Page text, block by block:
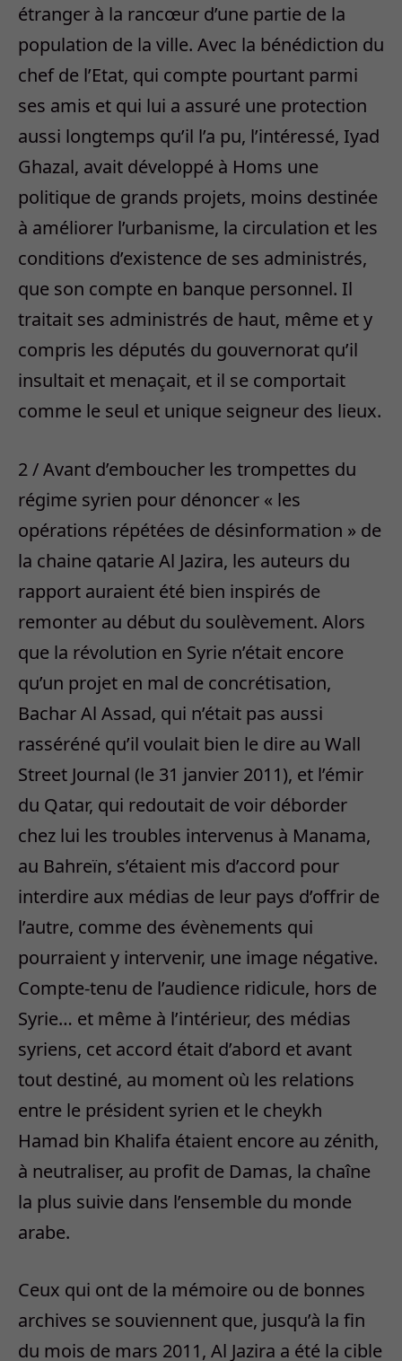
étranger à la rancœur d’une partie de la
population de la ville. Avec la bénédiction du
chef de l’Etat, qui compte pourtant parmi
ses amis et qui lui a assuré une protection
aussi longtemps qu’il l’a pu, l’intéressé, Iyad
Ghazal, avait développé à Homs une
politique de grands projets, moins destinée
à améliorer l’urbanisme, la circulation et les
conditions d’existence de ses administrés,
que son compte en banque personnel. Il
traitait ses administrés de haut, même et y
compris les députés du gouvernorat qu’il
insultait et menaçait, et il se comportait
comme le seul et unique seigneur des lieux.
2 / Avant d’emboucher les trompettes du
régime syrien pour dénoncer « les
opérations répétées de désinformation » de
la chaine qatarie Al Jazira, les auteurs du
rapport auraient été bien inspirés de
remonter au début du soulèvement. Alors
que la révolution en Syrie n’était encore
qu’un projet en mal de concrétisation,
Bachar Al Assad, qui n’était pas aussi
rasséréné qu’il voulait bien le dire au Wall
Street Journal (le 31 janvier 2011), et l’émir
du Qatar, qui redoutait de voir déborder
chez lui les troubles intervenus à Manama,
au Bahreïn, s’étaient mis d’accord pour
interdire aux médias de leur pays d’offrir de
l’autre, comme des évènements qui
pourraient y intervenir, une image négative.
Compte-tenu de l’audience ridicule, hors de
Syrie… et même à l’intérieur, des médias
syriens, cet accord était d’abord et avant
tout destiné, au moment où les relations
entre le président syrien et le cheykh
Hamad bin Khalifa étaient encore au zénith,
à neutraliser, au profit de Damas, la chaîne
la plus suivie dans l’ensemble du monde
arabe.
Ceux qui ont de la mémoire ou de bonnes
archives se souviennent que, jusqu’à la fin
du mois de mars 2011, Al Jazira a été la cible